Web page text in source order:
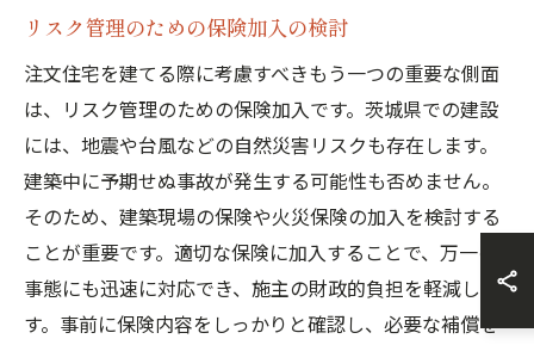
リスク管理のための保険加入の検討
注文住宅を建てる際に考慮すべきもう一つの重要な側面
は、リスク管理のための保険加入です。茨城県での建設
には、地震や台風などの自然災害リスクも存在します。
建築中に予期せぬ事故が発生する可能性も否めません。
そのため、建築現場の保険や火災保険の加入を検討する
ことが重要です。適切な保険に加入することで、万一の
事態にも迅速に対応でき、施主の財政的負担を軽減しま
す。事前に保険内容をしっかりと確認し、必要な補償を